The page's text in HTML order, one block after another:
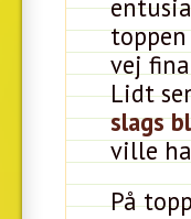
vej
Lidt
slags
ville
På